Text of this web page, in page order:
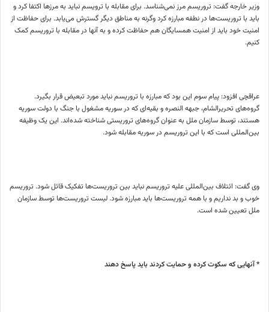
وزیر خارجه گفت:‌ تروریسم مرز نمی‌شناسد. برای مقابله با ترویسم نباید به مرزها اکتفا کرد و
باید با تروریست‌ها در نطفه مبارزه کرد وگرنه به مناطق دیگر گسترش می‌یابد. برای حفاظت از
امنیت خود باید از امنیت همسایگان هم حفاظت کرده و به آنها در مقابله با تروریسم کمک
کنیم.
عراقچی افزود: پیام سوم این بود که مبارزه با تروریسم نباید مورد تبعیض قرار بگیرد.
گروه‌های تحریرالشام، جبهه النصره و بقیه‌ای که در سوریه مشغول با جنگ با دولت سوریه
هستند، توسط سازمان ملل به عنوان گروه‌های تروریستی شناخته شده‌اند. این یک وظیفه
بین‌المللی است که با این تروریسم در سوریه مقابله شود.
وی گفت‌: ائتلاف بین‌المللی علیه تروریسم نباید بین تروریست‌ها تفکیک قائل شود. تروریسم
خوب و بد نداریم و با همه تروریست‌ها باید مبارزه شود. لیست تروریست‌ها توسط سازمان
ملل تعیین شده است.
* آنهایی که سکوت کرده و حمایت کردند باید پاسخ دهند